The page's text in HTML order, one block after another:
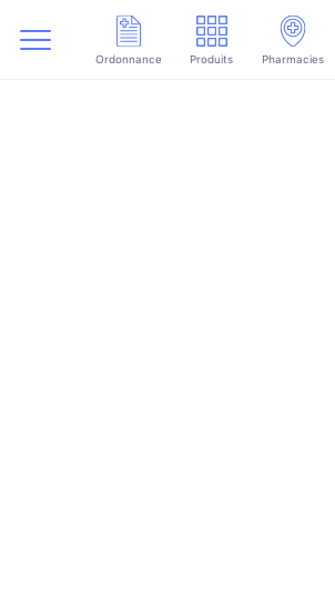
Ordonnance Produits Pharmacies